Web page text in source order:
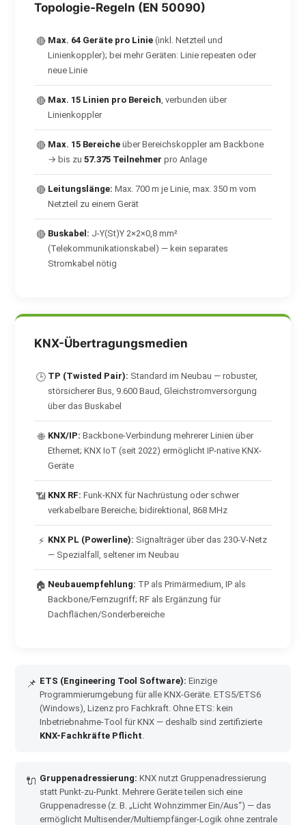
Topologie-Regeln (EN 50090)
🔴 Max. 64 Geräte pro Linie (inkl. Netzteil und
Linienkoppler); bei mehr Geräten: Linie repeaten oder
neue Linie
🔴 Max. 15 Linien pro Bereich, verbunden über
Linienkoppler
🔴 Max. 15 Bereiche über Bereichskoppler am Backbone
→ bis zu 57.375 Teilnehmer pro Anlage
🔴 Leitungslänge: Max. 700 m je Linie, max. 350 m vom
Netzteil zu einem Gerät
🔴 Buskabel: J-Y(St)Y 2×2×0,8 mm²
(Telekommunikationskabel) — kein separates
Stromkabel nötig
KNX-Übertragungsmedien
🕒 TP (Twisted Pair): Standard im Neubau — robuster,
störsicherer Bus, 9.600 Baud, Gleichstromversorgung
über das Buskabel
🌐 KNX/IP: Backbone-Verbindung mehrerer Linien über
Ethernet; KNX IoT (seit 2022) ermöglicht IP-native KNX-
Geräte
📶 KNX RF: Funk-KNX für Nachrüstung oder schwer
verkabelbare Bereiche; bidirektional, 868 MHz
⚡ KNX PL (Powerline): Signalträger über das 230-V-Netz
— Spezialfall, seltener im Neubau
🏠 Neubauempfehlung: TP als Primärmedium, IP als
Backbone/Fernzugriff; RF als Ergänzung für
Dachflächen/Sonderbereiche
📌 ETS (Engineering Tool Software): Einzige
Programmierumgebung für alle KNX-Geräte. ETS5/ETS6
(Windows), Lizenz pro Fachkraft. Ohne ETS: kein
Inbetriebnahme-Tool für KNX — deshalb sind zertifizierte
KNX-Fachkräfte Pflicht.
🔌 Gruppenadressierung: KNX nutzt Gruppenadressierung
statt Punkt-zu-Punkt. Mehrere Geräte teilen sich eine
Gruppenadresse (z. B. „Licht Wohnzimmer Ein/Aus“) — das
ermöglicht Multisender/Multiempfänger-Logik ohne zentrale